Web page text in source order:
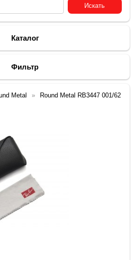
Каталог
Фильтр
Metal Round Metal RB3447 001/62